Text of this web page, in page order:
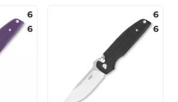
6
6
6
6